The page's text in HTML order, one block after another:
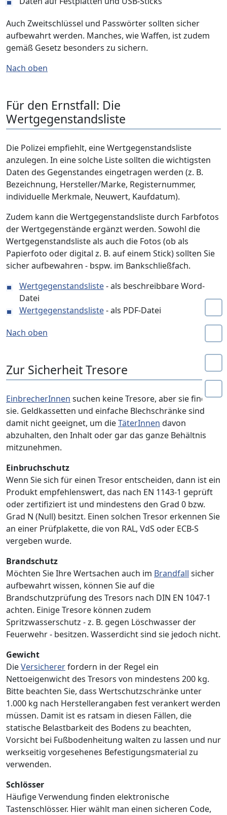
Auch Zweitschlüssel und Passwörter sollten sicher
aufbewahrt werden. Manches, wie Waffen, ist zudem
gemäß Gesetz besonders zu sichern.
Nach oben
Für den Ernstfall: Die
Wertgegenstandsliste
Die Polizei empfiehlt, eine Wertgegenstandsliste
anzulegen. In eine solche Liste sollten die wichtigsten
Daten des Gegenstandes eingetragen werden (z. B.
Bezeichnung, Hersteller/Marke, Registernummer,
individuelle Merkmale, Neuwert, Kaufdatum).
Zudem kann die Wertgegenstandsliste durch Farbfotos
der Wertgegenstände ergänzt werden. Sowohl die
Wertgegenstandsliste als auch die Fotos (ob als
Papierfoto oder digital z. B. auf einem Stick) sollten Sie
sicher aufbewahren - bspw. im Bankschließfach.
Wertgegenstandsliste- als beschreibbare Word-
Datei
Wertgegenstandsliste- als PDF-Datei
Nach oben
Zur Sicherheit Tresore
EinbrecherInnen suchen keine Tresore, aber sie finden
sie. Geldkassetten und einfache Blechschränke sind
damit nicht geeignet, um dieTäterInnen davon
abzuhalten, den Inhalt oder gar das ganze Behältnis
mitzunehmen.
Einbruchschutz
Wenn Sie sich für einen Tresor entscheiden, dann ist ein
Produkt empfehlenswert, das nach EN 1143-1 geprüft
oder zertifiziert ist und mindestens den Grad 0 bzw.
Grad N (Null) besitzt. Einen solchen Tresor erkennen Sie
an einer Prüfplakette, die von RAL, VdS oder ECB-S
vergeben wurde.
Brandschutz
Möchten Sie Ihre Wertsachen auch im Brandfall sicher
aufbewahrt wissen, können Sie auf die
Brandschutzprüfung des Tresors nach DIN EN 1047-1
achten. Einige Tresore können zudem
Spritzwasserschutz - z. B. gegen Löschwasser der
Feuerwehr - besitzen. Wasserdicht sind sie jedoch nicht.
Gewicht
DieVersichererfordern in der Regel ein
Nettoeigenwicht des Tresors von mindestens 200 kg.
Bitte beachten Sie, dass Wertschutzschränke unter
1.000 kg nach Herstellerangaben fest verankert werden
müssen. Damit ist es ratsam in diesen Fällen, die
statische Belastbarkeit des Bodens zu beachten,
Vorsicht bei Fußbodenheitung walten zu lassen und nur
werkseitig vorgesehenes Befestigungsmaterial zu
verwenden.
Schlösser
Häufige Verwendung finden elektronische
Tastenschlösser. Hier wählt man einen sicheren Code,